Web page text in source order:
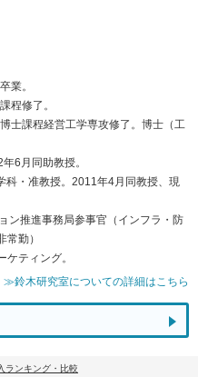
業。
程修了。
士課程経営工学専攻修了。博士（工
6月同助教授。
科・准教授。2011年4月同教授、現
ン推進事務局参事官（インフラ・防
勤）
ティング。
≫鈴木研究室についての詳細はこちら
ランキング・比較